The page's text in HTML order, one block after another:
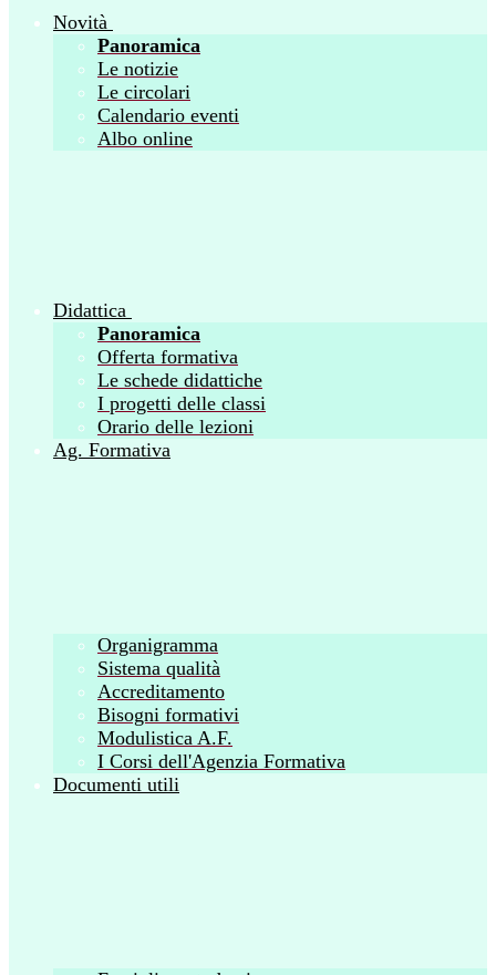
Novità
Panoramica
Le notizie
Le circolari
Calendario eventi
Albo online
Didattica
Panoramica
Offerta formativa
Le schede didattiche
I progetti delle classi
Orario delle lezioni
Ag. Formativa
Organigramma
Sistema qualità
Accreditamento
Bisogni formativi
Modulistica A.F.
I Corsi dell'Agenzia Formativa
Documenti utili